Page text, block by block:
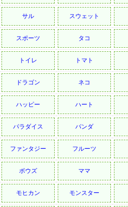
サル スウェット
スポーツ タコ
トイレ トマト
ドラゴン ネコ
ハッピー ハート
パラダイス パンダ
ファンタジー フルーツ
ボウズ ママ
モヒカン モンスター